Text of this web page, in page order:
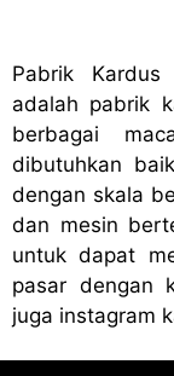
Pabrik Kardus
adalah pabrik
berbagai
dibutuhkan
dengan skala
dan mesin
untuk dapat
pasar dengan
juga instagram